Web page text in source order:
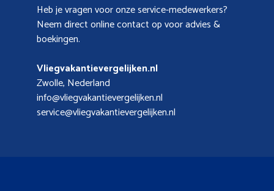
Heb je vragen voor onze service-medewerkers?
Neem direct online contact op voor advies &
boekingen.
Vliegvakantievergelijken.nl
Zwolle, Nederland
info@vliegvakantievergelijken.nl
service@vliegvakantievergelijken.nl